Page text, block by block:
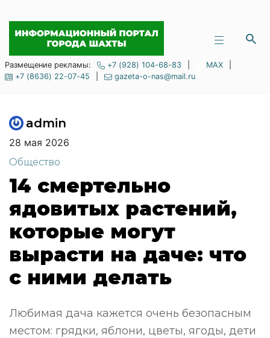
Размещение рекламы: +7 (928) 104-68-83 MAX
+7 (8636) 22-07-45
gazeta-o-nas@mail.ru
admin
28 мая 2026
Общество
14 смертельно
ядовитых растений,
которые могут
вырасти на даче: что
с ними делать
Любимая дача кажется очень безопасным
местом: грядки, яблони, цветы, ягоды, дети